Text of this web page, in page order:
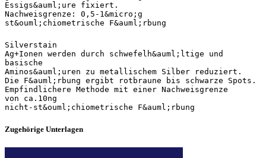
Zugehörige Unterlagen